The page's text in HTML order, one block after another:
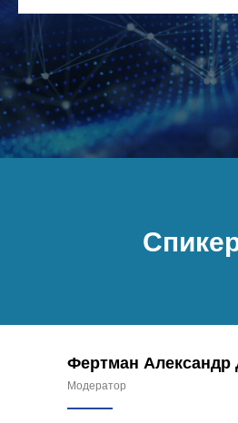
Фертман Александр
Модератор